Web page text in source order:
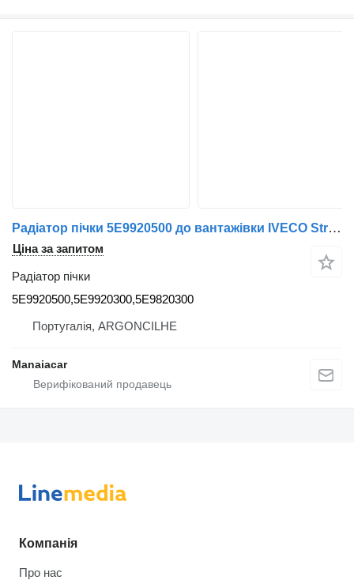
Радіатор пічки 5E9920500 до вантажівки IVECO Stralis | 12
Ціна за запитом
Радіатор пічки
5E9920500,5E9920300,5E9820300
Португалія, ARGONCILHE
Manaiacar
Компанія
Про нас